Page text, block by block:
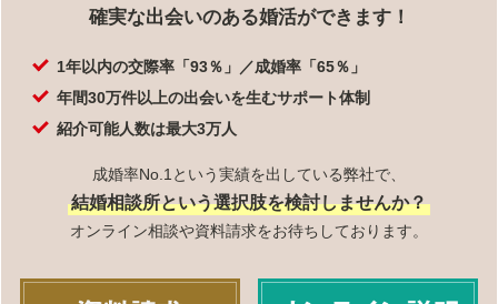
確実な出会いのある婚活ができます！
1年以内の交際率「93％」／成婚率「65％」
年間30万件以上の出会いを生むサポート体制
紹介可能人数は最大3万人
成婚率No.1という実績を出している弊社で、
結婚相談所という選択肢を検討しませんか？
オンライン相談や資料請求をお待ちしております。